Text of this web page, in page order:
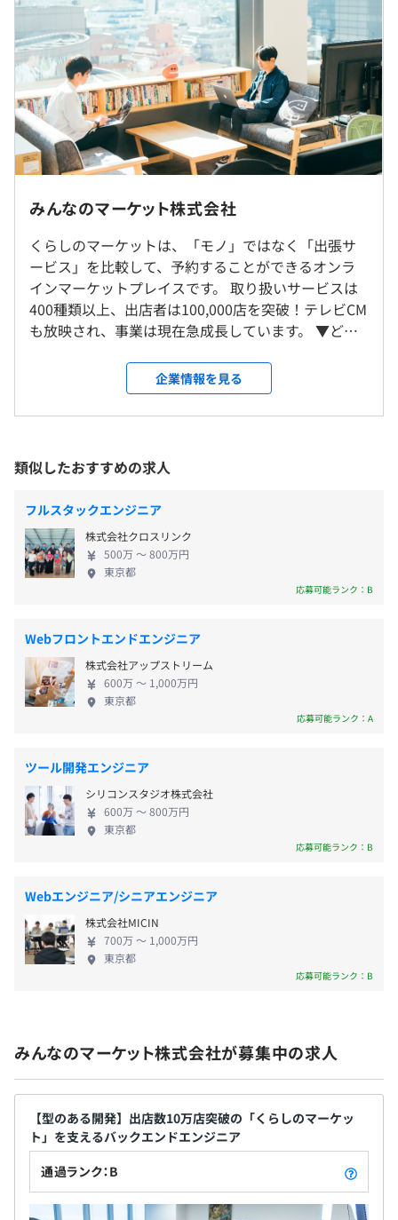
トチーム組成、利用者ヒアリングの設定、他部門との壁の
無い連携を行い、解決に取り組みます。
・コミュニケーション
- 朝会を開いてその日にやることの確認と問題の共有
をして早期解決を目指しているほか、開発でわからないこ
とがある場合は、すぐに聞ける雰囲気（集中モードのとき
は別ですが（笑））で、ペアプログラミング等で学んでい
ます。
くらしのマーケット：https://curama.jp/
フロントエンドエンジニアを入口として、バックエンドや
インフラに挑戦しフルスタックを目指すことも可能です。
と、AWSで稼働している開発用インスタンス
じてアップグレード等も行っておりますので、一度ご相談
ください。
発、チケット駆動開発、コーディング規約あり
Docker、Terraform、Ansible、Amazon ECS、Amazon
CloudWatch
Elasticsearch
■評価について
・目標設定
- チームリーダーとの1on1で目標設定
- 目標は、グレード表に従って設定
・報酬
当社オフィスでは猫を飼育しております。
猫がいる環境で体調に影響が出る可能性のある方は、ご理
解・ご承知の上でご応募ください。
就業場所の変更範囲
＜雇入時＞
東京オフィス、その他会社が指定する場所
＜変更範囲＞
東京メトロ銀座線・半蔵門線「青山一丁目」駅 徒歩2分
都営大江戸線「青山一丁目」駅 徒歩2分
上記は参考となります
■評価について
・目標設定
- チームリーダーとの1on1で目標設定
- 目標は、グレード表に従って設定
・報酬
- 給与改定は年2回
（※想定年収は年収提示額を保証するものではありません）
平均残業時間：平均10時間／月
・完全週休2日制（土日）
・祝祭日
・有給休暇（入社6ヶ月で10日付与、その後、1年毎に所
定の日数を付与）
・産前産後休業
・育児休業
・慶弔休暇
・書籍購入・イベント参加費用の会社負担
・Visa Application
・Free Japanese Lessons
・オフィス執務室内禁煙
■給与補足
・月給には定額時間外手当を含む（原則45時間分）
・時間外勤務手当、深夜残業手当、休日勤務手当あり
・賞与については、業績に応じて支給することがある
・通勤手当: 支給（上限 20,000円/月、1,000円/日）
みんなのマーケット株式会社
くらしのマーケットは、「モノ」ではなく「出張サ
ービス」を比較して、予約することができるオンラ
インマーケットプレイスです。 取り扱いサービスは
400種類以上、出店者は100,000店を突破！テレビCM
も放映され、事業は現在急成長しています。 ▼どん
ように、くらしのマーケットでは、あらゆる「サー
ビス」が揃います。「サービス」を買えるマーケット
プレイス、それが『くらしのマーケット』です。 例
グ、引っ越し等の日常生活に必要なサービスを、顧
客の需要にあわせてご提供できる仕組みを作ってい
るんです。 引っ越しを例にとってみても、実際に見
積もりに来てもらうまで料金が分からず、安いのか
高いのかといった相場も不明瞭、そもそも信頼でき
る業者なのかもわからないという問題があります。
くらしのマーケットでは「オンラインで事前に料金
起きた時の保証」という３つのサービスを通じて、
お客様が「安心」して「サービス」を頼めるプラッ
トフォームを提供しています。 ▼会社のビジョン 正
直者が馬鹿を見ない世界を作る。 テスト前に必死で
勉強したのに、先輩から過去問をもらっていた友達
地味な仕事も引き受けてきたのに、上司に気に入ら
れている同期が昇進した… 世の中では、不条理なこ
とが起きます。でも、悪賢い人が得をして、正直な人
が損をする世界なんて嫌です。 私たちは、正直な人
が報われる世の中を作ります。 ▼会社のミッション
うに、これまで電話で頼むしかなかった「出張サー
ビス」に技術とアイディアを注入し、便利に、何で
も、頼むことができる世界をつくります。 サービス
の特徴として、サービスを探す手間や料金が見積も
トを開発し、そのプロダクトが集まったものが「く
らしのマーケット」です。 この大規模なプロダクト
「くらしのマーケット」の開発や運用、また、さら
に拡大するための複雑性を解消することは、技術や
プロダクトへの高い専門性が求められます。
企業情報を見る
類似したおすすめの求人
フルスタックエンジニア
株式会社クロスリンク
500万 〜 800万円
東京都
応募可能ランク：B
Webフロントエンドエンジニア
株式会社アップストリーム
600万 〜 1,000万円
東京都
応募可能ランク：A
ツール開発エンジニア
シリコンスタジオ株式会社
600万 〜 800万円
東京都
応募可能ランク：B
Webエンジニア/シニアエンジニア
株式会社MICIN
700万 〜 1,000万円
東京都
応募可能ランク：B
みんなのマーケット株式会社が募集中の求人
【型のある開発】出店数10万店突破の「くらしのマーケッ
ト」を支えるバックエンドエンジニア
通過ランク：B